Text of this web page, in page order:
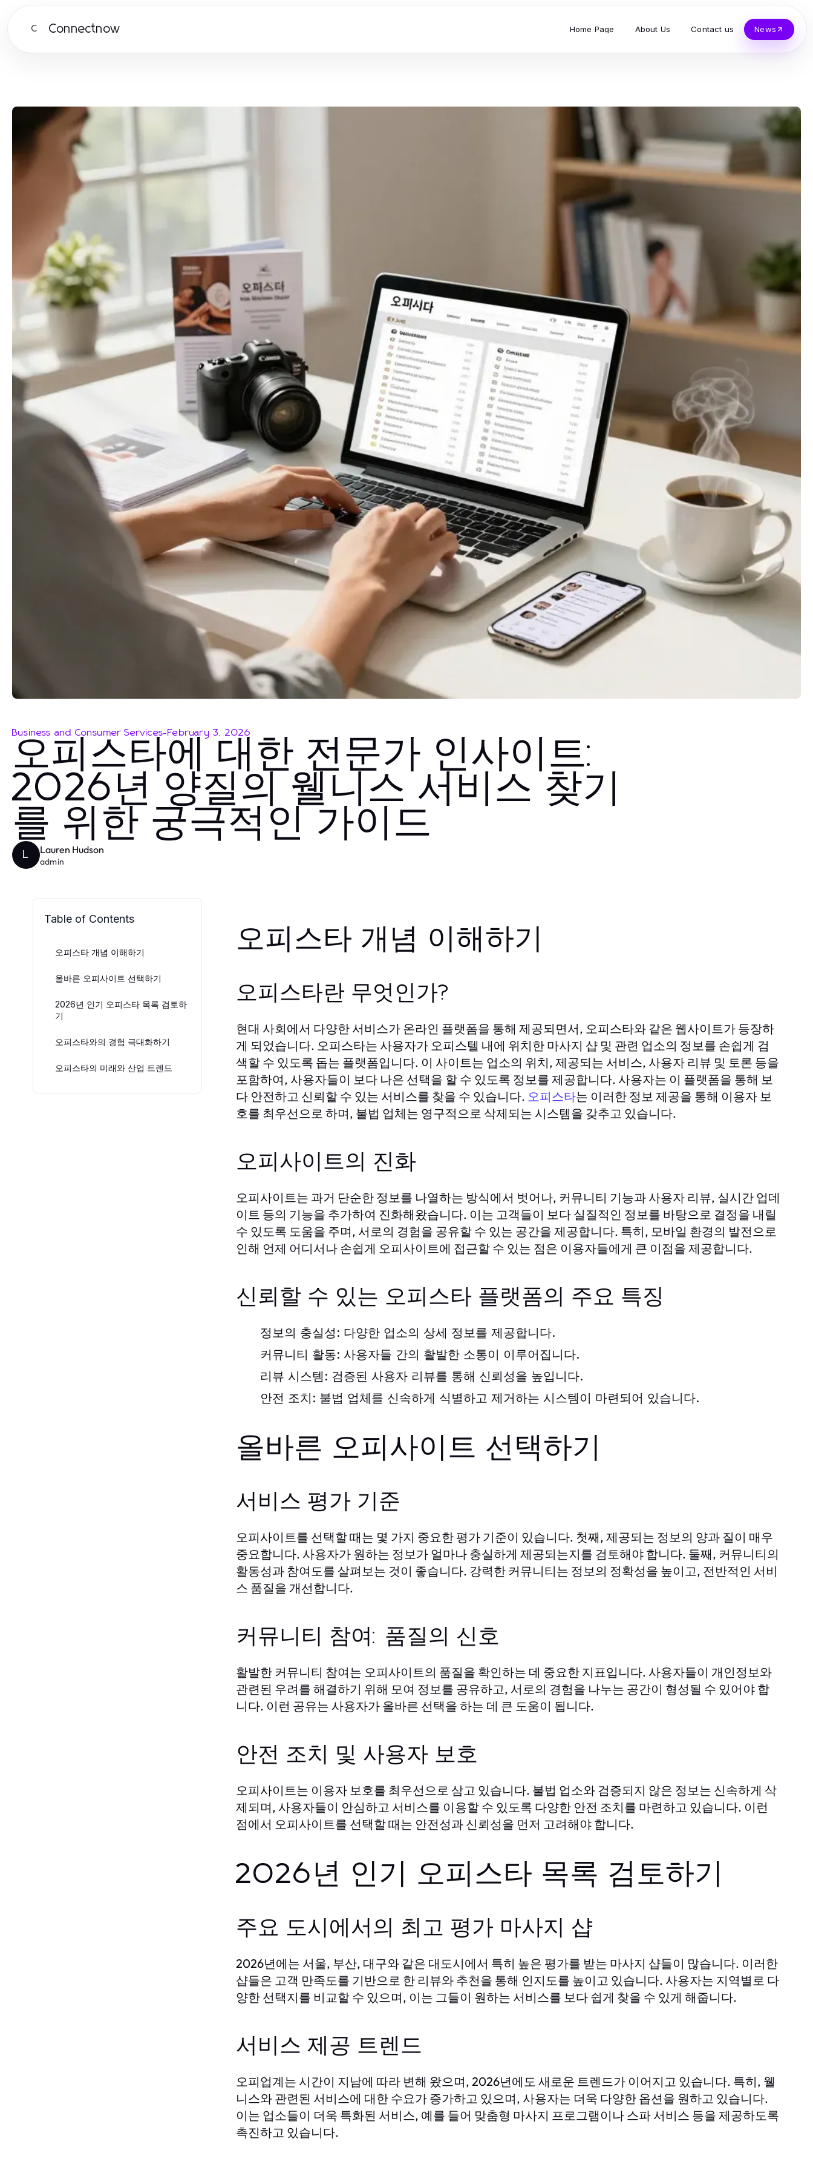
C Connectnow Home Page About Us Contact us News
Business and Consumer Services-February 3, 2026
오피스타에 대한 전문가 인사이트:
2026년 양질의 웰니스 서비스 찾기
를 위한 궁극적인 가이드
L Lauren Hudson
admin
Table of Contents
오피스타 개념 이해하기
올바른 오피사이트 선택하기
2026년 인기 오피스타 목록 검토하
기
오피스타와의 경험 극대화하기
오피스타의 미래와 산업 트렌드
오피스타 개념 이해하기
오피스타란 무엇인가?
현대 사회에서 다양한 서비스가 온라인 플랫폼을 통해 제공되면서, 오피스타와 같은 웹사이트가 등장하
게 되었습니다. 오피스타는 사용자가 오피스텔 내에 위치한 마사지 샵 및 관련 업소의 정보를 손쉽게 검
색할 수 있도록 돕는 플랫폼입니다. 이 사이트는 업소의 위치, 제공되는 서비스, 사용자 리뷰 및 토론 등을
포함하여, 사용자들이 보다 나은 선택을 할 수 있도록 정보를 제공합니다. 사용자는 이 플랫폼을 통해 보
다 안전하고 신뢰할 수 있는 서비스를 찾을 수 있습니다. 오피스타는 이러한 정보 제공을 통해 이용자 보
호를 최우선으로 하며, 불법 업체는 영구적으로 삭제되는 시스템을 갖추고 있습니다.
오피사이트의 진화
오피사이트는 과거 단순한 정보를 나열하는 방식에서 벗어나, 커뮤니티 기능과 사용자 리뷰, 실시간 업데
이트 등의 기능을 추가하여 진화해왔습니다. 이는 고객들이 보다 실질적인 정보를 바탕으로 결정을 내릴
수 있도록 도움을 주며, 서로의 경험을 공유할 수 있는 공간을 제공합니다. 특히, 모바일 환경의 발전으로
인해 언제 어디서나 손쉽게 오피사이트에 접근할 수 있는 점은 이용자들에게 큰 이점을 제공합니다.
신뢰할 수 있는 오피스타 플랫폼의 주요 특징
정보의 충실성: 다양한 업소의 상세 정보를 제공합니다.
커뮤니티 활동: 사용자들 간의 활발한 소통이 이루어집니다.
리뷰 시스템: 검증된 사용자 리뷰를 통해 신뢰성을 높입니다.
안전 조치: 불법 업체를 신속하게 식별하고 제거하는 시스템이 마련되어 있습니다.
올바른 오피사이트 선택하기
서비스 평가 기준
오피사이트를 선택할 때는 몇 가지 중요한 평가 기준이 있습니다. 첫째, 제공되는 정보의 양과 질이 매우
중요합니다. 사용자가 원하는 정보가 얼마나 충실하게 제공되는지를 검토해야 합니다. 둘째, 커뮤니티의
활동성과 참여도를 살펴보는 것이 좋습니다. 강력한 커뮤니티는 정보의 정확성을 높이고, 전반적인 서비
스 품질을 개선합니다.
커뮤니티 참여: 품질의 신호
활발한 커뮤니티 참여는 오피사이트의 품질을 확인하는 데 중요한 지표입니다. 사용자들이 개인정보와
관련된 우려를 해결하기 위해 모여 정보를 공유하고, 서로의 경험을 나누는 공간이 형성될 수 있어야 합
니다. 이런 공유는 사용자가 올바른 선택을 하는 데 큰 도움이 됩니다.
안전 조치 및 사용자 보호
오피사이트는 이용자 보호를 최우선으로 삼고 있습니다. 불법 업소와 검증되지 않은 정보는 신속하게 삭
제되며, 사용자들이 안심하고 서비스를 이용할 수 있도록 다양한 안전 조치를 마련하고 있습니다. 이런
점에서 오피사이트를 선택할 때는 안전성과 신뢰성을 먼저 고려해야 합니다.
2026년 인기 오피스타 목록 검토하기
주요 도시에서의 최고 평가 마사지 샵
2026년에는 서울, 부산, 대구와 같은 대도시에서 특히 높은 평가를 받는 마사지 샵들이 많습니다. 이러한
샵들은 고객 만족도를 기반으로 한 리뷰와 추천을 통해 인지도를 높이고 있습니다. 사용자는 지역별로 다
양한 선택지를 비교할 수 있으며, 이는 그들이 원하는 서비스를 보다 쉽게 찾을 수 있게 해줍니다.
서비스 제공 트렌드
오피업계는 시간이 지남에 따라 변해 왔으며, 2026년에도 새로운 트렌드가 이어지고 있습니다. 특히, 웰
니스와 관련된 서비스에 대한 수요가 증가하고 있으며, 사용자는 더욱 다양한 옵션을 원하고 있습니다.
이는 업소들이 더욱 특화된 서비스, 예를 들어 맞춤형 마사지 프로그램이나 스파 서비스 등을 제공하도록
촉진하고 있습니다.